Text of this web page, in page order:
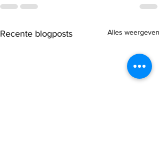
Recente blogposts Alles weergeven